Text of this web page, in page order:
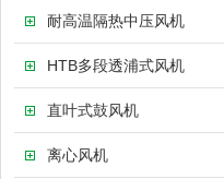
耐高温隔热中压风机
HTB多段透浦式风机
直叶式鼓风机
离心风机